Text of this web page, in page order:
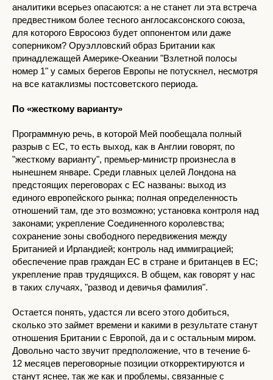
аналитики всерьез опасаются: а не станет ли эта встреча
предвестником более тесного англосаксонского союза,
для которого Евросоюз будет оппонентом или даже
соперником? Оруэлловский образ Британии как
принадлежащей Америке-Океании "Взлетной полосы
номер 1" у самых берегов Европы не потускнел, несмотря
на все катаклизмы постсоветского периода.
По «жесткому варианту»
Программную речь, в которой Мей пообещала полный
разрыв с ЕС, то есть выход, как в Англии говорят, по
"жесткому варианту", премьер-министр произнесла в
нынешнем январе. Среди главных целей Лондона на
предстоящих переговорах с ЕС названы: выход из
единого европейского рынка; полная определенность
отношений там, где это возможно; установка контроля над
законами; укрепление Соединенного королевства;
сохранение зоны свободного передвижения между
Британией и Ирландией; контроль над иммиграцией;
обеспечение прав граждан ЕС в стране и британцев в ЕС;
укрепление прав трудящихся. В общем, как говорят у нас
в таких случаях, "развод и девичья фамилия".
Остается понять, удастся ли всего этого добиться,
сколько это займет времени и какими в результате станут
отношения Британии с Европой, да и с остальным миром.
Довольно часто звучит предположение, что в течение 6-
12 месяцев переговорные позиции откорректируются и
станут яснее, так же как и проблемы, связанные с